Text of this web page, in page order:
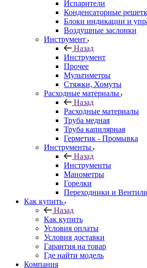
Испарители
Конденсаторные
Блоки индикации и
Воздушные заслонки
Инструмент
Назад
Инструмент
Прочее
Мультиметры
Стяжки, Хомуты
Расходные материалы
Назад
Расходные материалы
Труба медная
Труба капилярная
Герметик - Промывка
Инструменты
Назад
Инструменты
Манометры
Горелки
Переходники и Вентили
Как купить
Назад
Как купить
Условия оплаты
Условия доставки
Гарантия на товар
Где найти модель
Компания